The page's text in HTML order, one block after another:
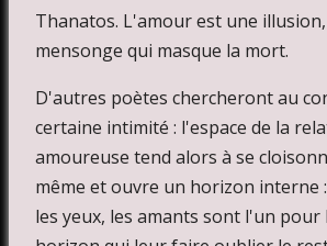
Thanatos. L'amour est une
mensonge qui masque la mort.
D'autres poètes chercheront au
certaine intimité : l'espace de la
amoureuse tend alors à se
même et ouvre un horizon interne
les yeux, les amants sont l'un